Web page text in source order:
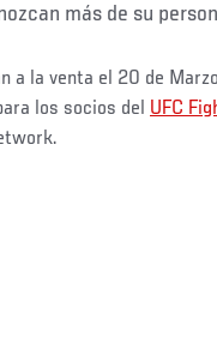
más de su
a la venta el 20 de
los socios del UFC